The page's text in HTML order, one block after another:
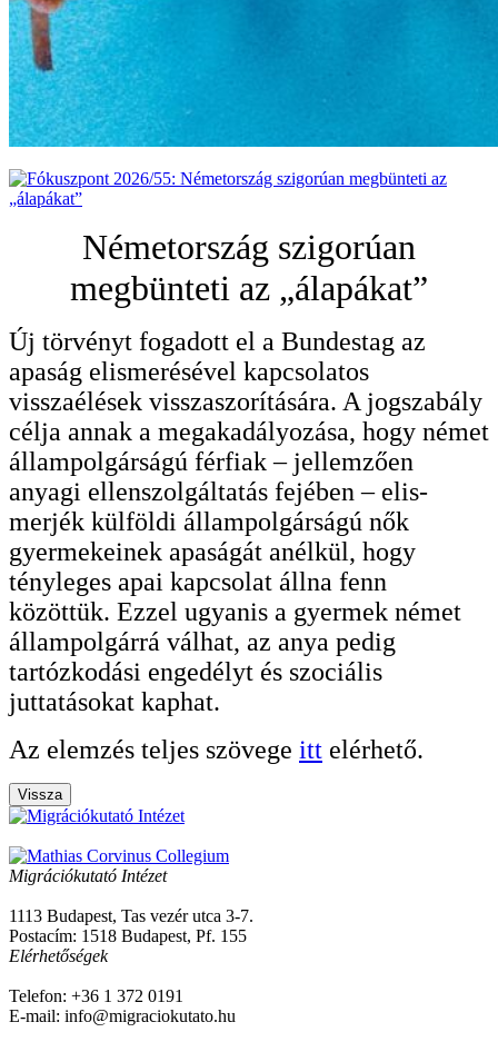
Németország szigorúan
megbünteti az „álapákat”
Új törvényt fogadott el a Bundestag az
apaság elismerésével kapcsolatos
visszaélések visszaszo­rítására. A jogszabály
célja annak a megakadályo­zása, hogy német
állampolgárságú férfiak – jel­lemzően
anyagi ellenszolgáltatás fejében – elis­
merjék külföldi állampolgárságú nők
gyermekei­nek apaságát anélkül, hogy
tényleges apai kap­csolat állna fenn
közöttük. Ezzel ugyanis a gyer­mek német
állampolgárrá válhat, az anya pedig
tartózkodási engedélyt és szociális
juttatásokat kaphat.
Az elemzés teljes szövege itt elérhető.
Vissza
Migrációkutató Intézet
1113 Budapest, Tas vezér utca 3-7.
Postacím: 1518 Budapest, Pf. 155
Elérhetőségek
Telefon: +36 1 372 0191
E-mail: info@migraciokutato.hu